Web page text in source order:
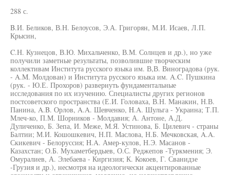
288 с.
B.И. Беликов, В.Н. Белоусов, Э.А. Григорян, М.И. Исаев, Л.П.
Крысин,
C.Н. Кузнецов, В.Ю. Михальченко, В.М. Солнцев и др.), но уже
получили заметные результаты, позволившие творческим
коллективам Института русского языка им. В,В. Виноградова (рук.
- A.M. Молдован) и Института русского языка им. A.C. Пушкина
(рук. - Ю.Е. Прохоров) развернуть фундаментальные
исследования по их изучению. Специалисты других регионов
постсоветского пространства (Е.И. Головаха, В.Н. Манакин, Н.В.
Панина, A.B. Орлов, A.A. Шевченко, H.A. Шульга - Украина; Т.П.
Млеч-ко, П.М. Шорников - Молдавия; А. Антоне, А.Д.
Дуличенко, Б. Зепа, И. Меже, М.Я. Устинова, Б. Цилевич - страны
Балтии; М.И. Кошошкевич, Н.П. Маслова, Н.Б. Мечковская, A.A.
Скикевич - Белоруссия; H.A. Амер-кулов, Н.Э. Масанов -
Казахстан; О.Б. Мухаметбердыев, О.С. Реджепов -Туркмения; Э.
Омуралиев, А. Элебаева - Киргизия; К. Кокоев, Г. Сванидзе
-Грузия и др.), несмотря на идеологически акцентированные